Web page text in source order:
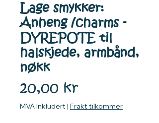
Lage smykker:
Anheng /charms -
DYREPOTE til
halskjede, armbånd,
nøkk
20,00 krPris
MVA Inkludert | Frakt tilkommer